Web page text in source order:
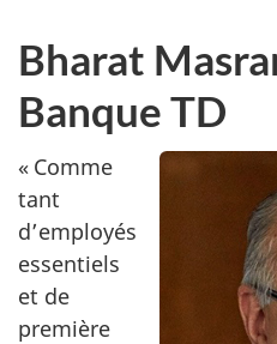
Bharat
Banque TD
« Comme
tant
d’employés
essentiels
et de
première